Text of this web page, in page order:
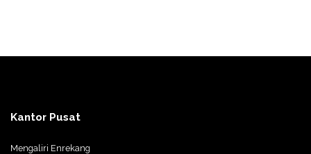
Kantor Pusat
Mengaliri Enrekang